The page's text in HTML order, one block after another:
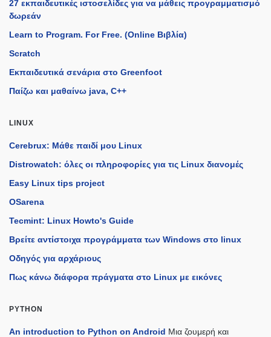
27 εκπαιδευτικές ιστοσελίδες για να μάθεις προγραμματισμό
δωρεάν
Learn to Program. For Free. (Online Βιβλία)
Scratch
Εκπαιδευτικά σενάρια στο Greenfoot
Παίζω και μαθαίνω java, C++
LINUX
Cerebrux: Μάθε παιδί μου Linux
Distrowatch: όλες οι πληροφορίες για τις Linux διανομές
Easy Linux tips project
OSarena
Tecmint: Linux Howto's Guide
Βρείτε αντίστοιχα προγράμματα των Windows στο linux
Οδηγός για αρχάριους
Πως κάνω διάφορα πράγματα στο Linux με εικόνες
PYTHON
An introduction to Python on Android Μια ζουμερή και